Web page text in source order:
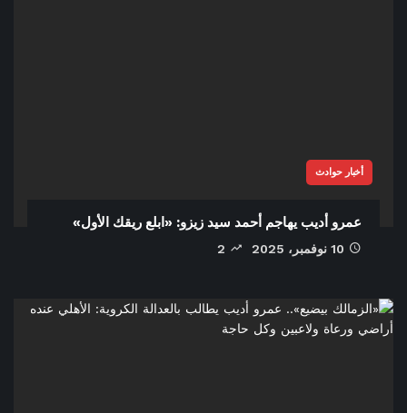
أخبار حوادث
عمرو أديب يهاجم أحمد سيد زيزو: «ابلع ريقك الأول»
10 نوفمبر، 2025 2